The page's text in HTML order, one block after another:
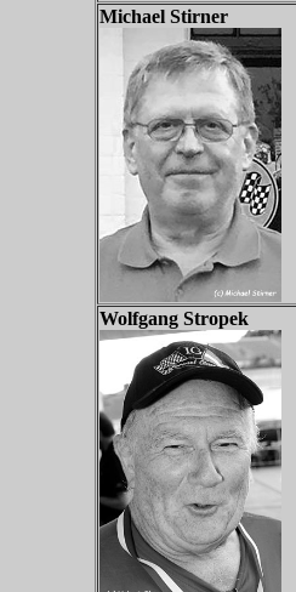
Michael Stirner
Wolfgang Stropek